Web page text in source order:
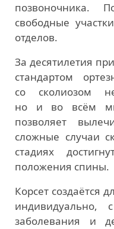
позвоночника.
свободные
отделов.
За десятилетия
стандартом
со сколиозом
но и во всём
позволяет
сложные случаи
стадиях
положения спины.
Корсет создаётся
индивидуально,
заболевания и